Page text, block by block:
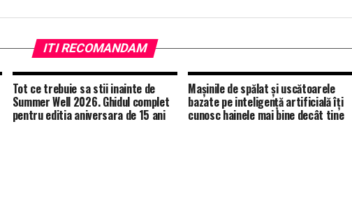
ITI RECOMANDAM
Tot ce trebuie sa stii inainte de
Summer Well 2026. Ghidul complet
pentru editia aniversara de 15 ani
Mașinile de spălat și uscătoarele
bazate pe inteligență artificială îți
cunosc hainele mai bine decât tine